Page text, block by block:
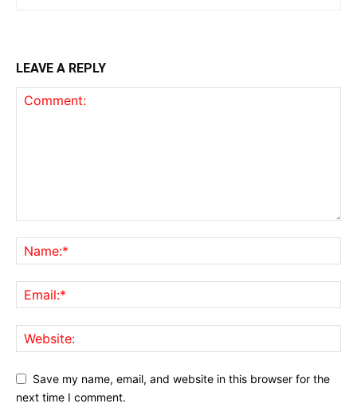
LEAVE A REPLY
Save my name, email, and website in this browser for the
next time I comment.